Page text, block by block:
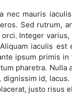
nec mauris
Sed rutrum,
Integer
iaculis
ipsum primis
pharetra.
dignissim id,
justo risus